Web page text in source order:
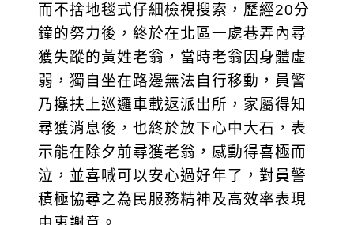
而不捨地毯式仔細檢視搜索，歷經20分
鐘的努力後，終於在北區一處巷弄內尋
獲失蹤的黃姓老翁，當時老翁因身體虛
弱，獨自坐在路邊無法自行移動，員警
乃攙扶上巡邏車載返派出所，家屬得知
尋獲消息後，也終於放下心中大石，表
示能在除夕前尋獲老翁，感動得喜極而
泣，並喜喊可以安心過好年了，對員警
積極協尋之為民服務精神及高效率表現